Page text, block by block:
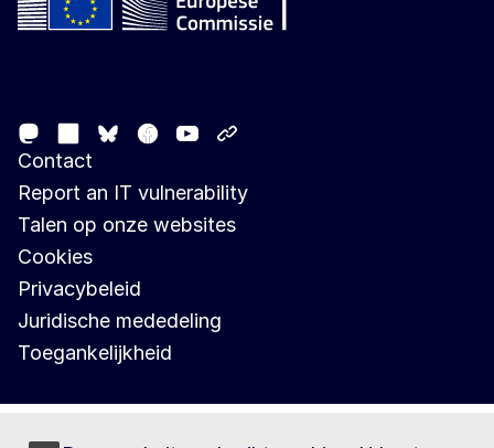
MastodonLinkedIn
Bluesky
Facebook
Youtube
Contact
Report an IT vulnerability
Talen op onze websites
Cookies
Privacybeleid
Juridische mededeling
Toegankelijkheid